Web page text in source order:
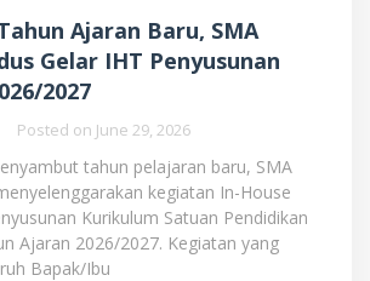
Ajaran Baru, SMA
Gelar IHT Penyusunan
2027
Posted on June 29, 2026
tahun pelajaran baru, SMA
kegiatan In-House
Kurikulum Satuan Pendidikan
Ajaran 2026/2027. Kegiatan yang
Bapak/Ibu